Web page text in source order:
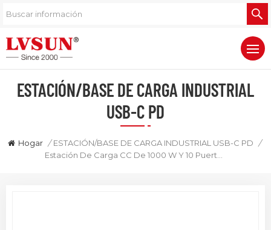
ESTACIÓN/BASE DE CARGA INDUSTRIAL
USB-C PD
Hogar / ESTACIÓN/BASE DE CARGA INDUSTRIAL USB-C PD
/